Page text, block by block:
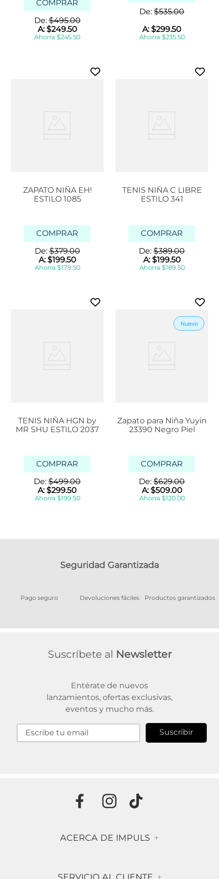
COMPRAR
De:$495.00
A:$249.50
Ahorra $245.50
De: $535.00
A:$299.50
Ahorra $235.50
ZAPATO NIÑA EH!
ESTILO 1085
COMPRAR
De:$379.00
A:$199.50
Ahorra $179.50
TENIS NIÑA C LIBRE
ESTILO 341
COMPRAR
De: $389.00
A:$199.50
Ahorra $189.50
TENIS NIÑA HGN by
MR SHU ESTILO 2037
COMPRAR
De: $499.00
A:$299.50
Ahorra $199.50
Zapato para Niña Yuyin
23390 Negro Piel
COMPRAR
De: $629.00
A:$509.00
Ahorra $120.00
Seguridad Garantizada
Pago seguro Devoluciones fáciles Productos garantizados
Suscríbete al Newsletter
Entérate de nuevos
lanzamientos, ofertas exclusivas,
eventos y mucho más.
Suscribir
ACERCA DE IMPULS +
SERVICIO AL CLIENTE +